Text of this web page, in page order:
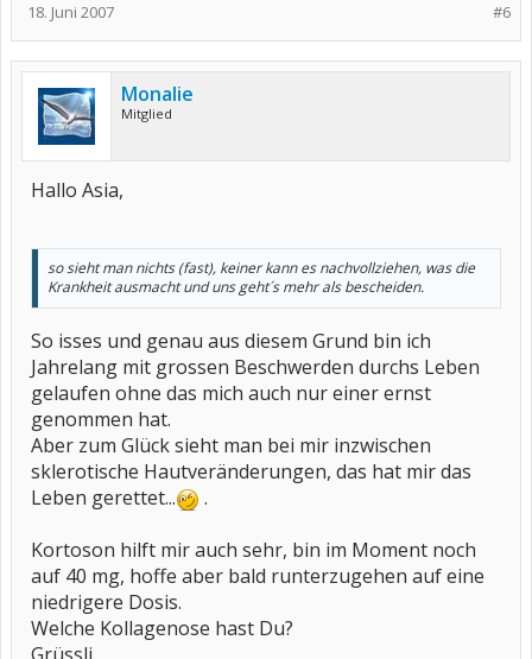
#6
18. Juni 2007
Monalie
Mitglied
Hallo Asia,
so sieht man nichts (fast), keiner kann es nachvollziehen, was die
Krankheit ausmacht und uns geht´s mehr als bescheiden.
So isses und genau aus diesem Grund bin ich
Jahrelang mit grossen Beschwerden durchs Leben
gelaufen ohne das mich auch nur einer ernst
genommen hat.
Aber zum Glück sieht man bei mir inzwischen
sklerotische Hautveränderungen, das hat mir das
Leben gerettet...
.
Kortoson hilft mir auch sehr, bin im Moment noch
auf 40 mg, hoffe aber bald runterzugehen auf eine
niedrigere Dosis.
Welche Kollagenose hast Du?